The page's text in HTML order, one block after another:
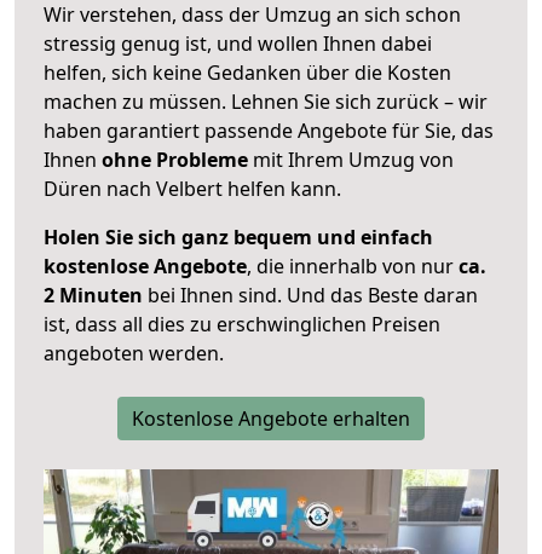
Wir verstehen, dass der Umzug an sich schon
stressig genug ist, und wollen Ihnen dabei
helfen, sich keine Gedanken über die Kosten
machen zu müssen. Lehnen Sie sich zurück – wir
haben garantiert passende Angebote für Sie, das
Ihnen ohne Probleme mit Ihrem Umzug von
Düren nach Velbert helfen kann.
Holen Sie sich ganz bequem und einfach
kostenlose Angebote, die innerhalb von nurca.
2 Minuten bei Ihnen sind. Und das Beste daran
ist, dass all dies zu erschwinglichen Preisen
angeboten werden.
Kostenlose Angebote erhalten